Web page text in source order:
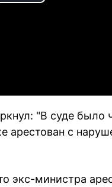
"В суде было
арестован с
экс-министра